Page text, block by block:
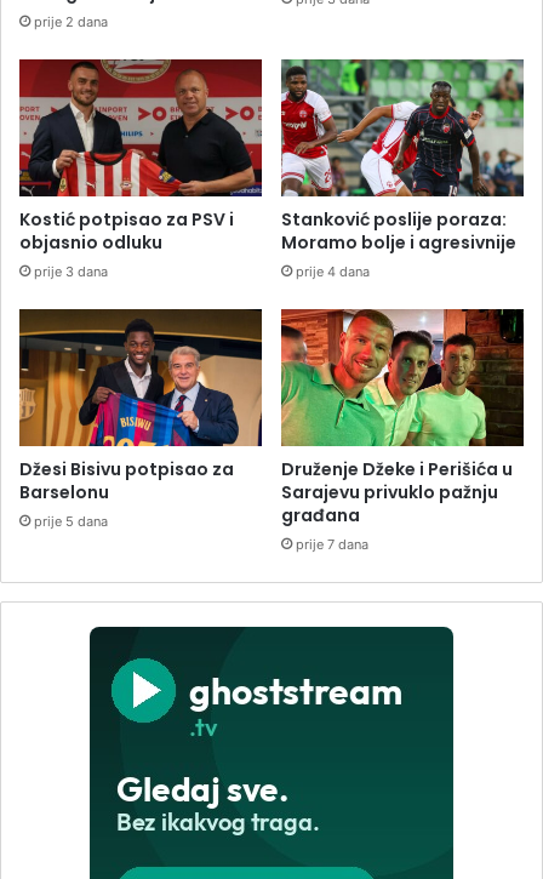
prije 2 dana
Kostić potpisao za PSV i
objasnio odluku
prije 3 dana
Stanković poslije poraza:
Moramo bolje i agresivnije
prije 4 dana
Džesi Bisivu potpisao za
Barselonu
prije 5 dana
Druženje Džeke i Perišića u
Sarajevu privuklo pažnju
građana
prije 7 dana